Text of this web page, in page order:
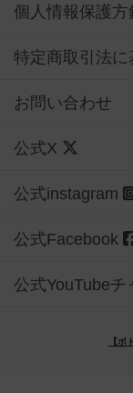
個人情報保護方
特定商取引法
お問い合わせ
公式X
公式instagram
公式Facebook
公式YouTubeチ
【ボ